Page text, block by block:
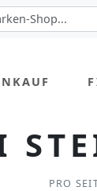
PRO